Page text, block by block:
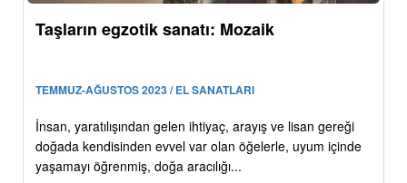
Taşların egzotik sanatı: Mozaik
TEMMUZ-AĞUSTOS 2023 / EL SANATLARI
İnsan, yaratılışından gelen ihtiyaç, arayış ve lisan gereği
doğada kendisinden evvel var olan öğelerle, uyum içinde
yaşamayı öğrenmiş, doğa aracılığı...